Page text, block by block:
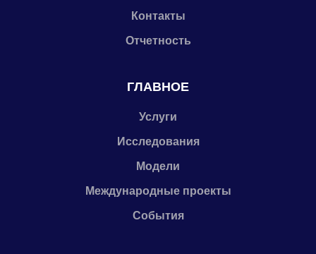
Контакты
Отчетность
ГЛАВНОЕ
Услуги
Исследования
Модели
Международные проекты
События